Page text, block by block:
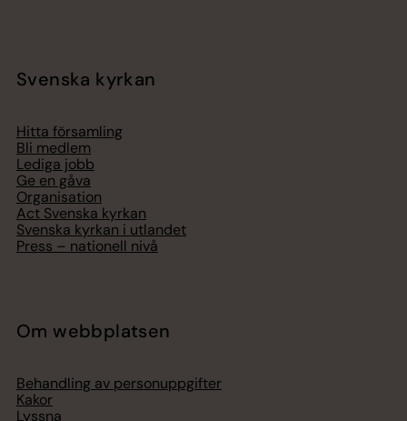
Svenska kyrkan
Hitta församling
Bli medlem
Lediga jobb
Ge en gåva
Organisation
Act Svenska kyrkan
Svenska kyrkan i utlandet
Press – nationell nivå
Om webbplatsen
Behandling av personuppgifter
Kakor
Lyssna